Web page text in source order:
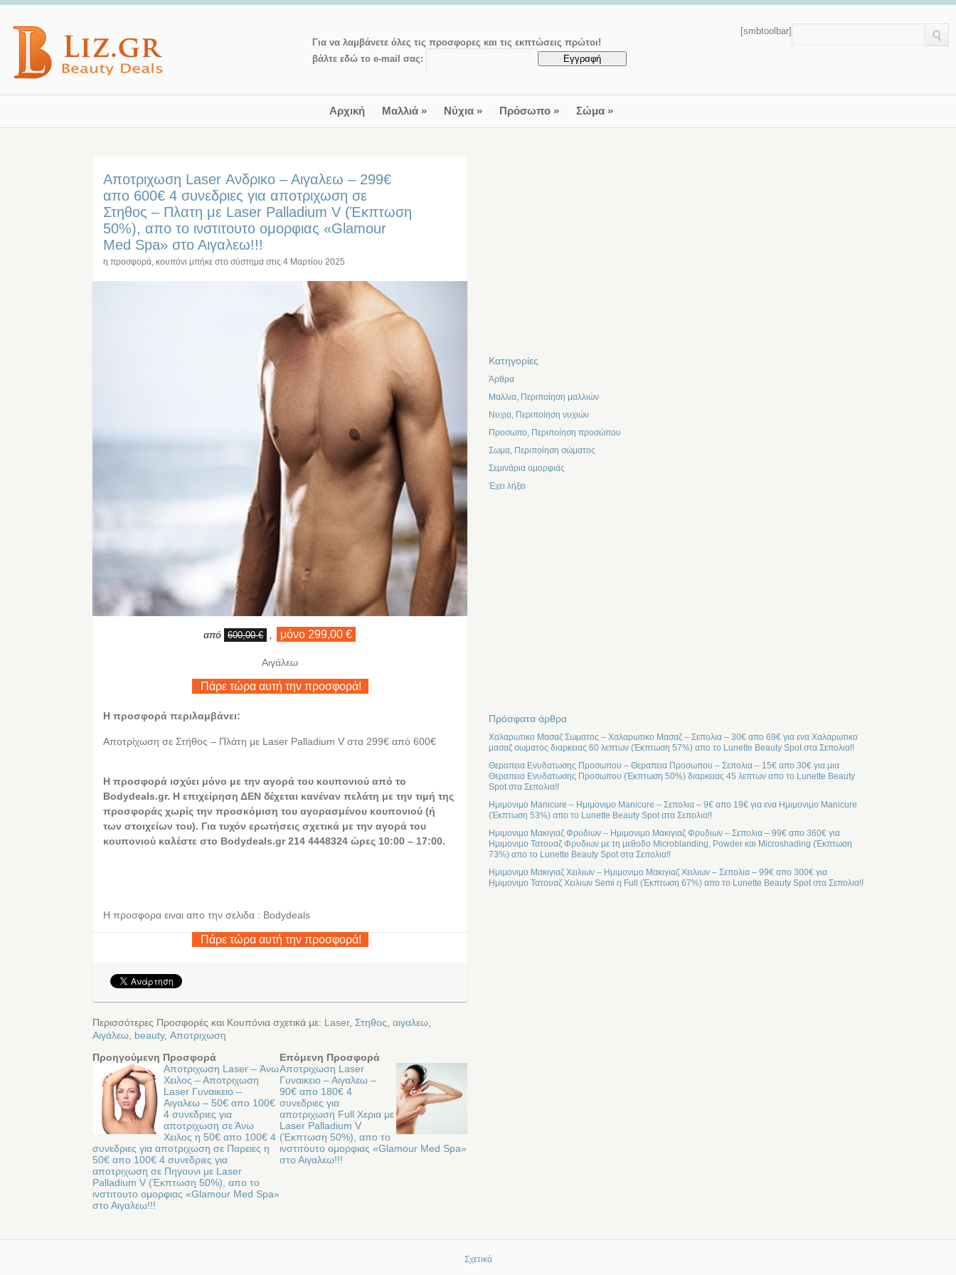
Για να λαμβάνετε όλες τις προσφορες και τις εκπτώσεις πρώτοι!
βάλτε εδώ το e-mail σας:
[smbtoolbar]
Αρχική Μαλλιά» Νύχια» Πρόσωπο» Σώμα»
Αποτριχωση Laser Ανδρικο – Αιγαλεω – 299€
απο 600€ 4 συνεδριες για αποτριχωση σε
Στηθος – Πλατη με Laser Palladium V (Έκπτωση
50%), απο το ινστιτουτο ομορφιας «Glamour
Med Spa» στο Αιγαλεω!!!
η προσφορά, κουπόνι μπήκε στο σύστημα στις4 Μαρτίου 2025
από 600,00 € , μόνο 299,00 €
Αιγάλεω
Πάρε τώρα αυτή την προσφορά!
Η προσφορά περιλαμβάνει:
Αποτρίχωση σε Στήθος – Πλάτη με Laser Palladium V στα 299€ από 600€
Η προσφορά ισχύει μόνο με την αγορά του κουπονιού από το
Bodydeals.gr. Η επιχείρηση ΔΕΝ δέχεται κανέναν πελάτη με την τιμή της
προσφοράς χωρίς την προσκόμιση του αγορασμένου κουπονιού (ή
των στοιχείων του). Για τυχόν ερωτήσεις σχετικά με την αγορά του
κουπονιού καλέστε στο Bodydeals.gr 214 4448324 ώρες 10:00 – 17:00.
Η προσφορα ειναι απο την σελιδα : Bodydeals
Πάρε τώρα αυτή την προσφορά!
Περισσότερες Προσφορές και Κουπόνια σχετικά με: Laser, Στηθος αιγαλεω,
Αιγάλεω, beauty, Αποτριχωση
Προηγούμενη Προσφορά
Αποτριχωση Laser – Άνω
Χειλος – Αποτριχωση
Laser Γυναικειο –
Αιγαλεω – 50€ απο 100€
4 συνεδριες για
αποτριχωση σε Άνω
Χειλος η 50€ απο 100€ 4
συνεδριες για αποτριχωση σε Παρειες η
50€ απο 100€ 4 συνεδριες για
αποτριχωση σε Πηγουνι με Laser
Palladium V (Έκπτωση 50%), απο το
ινστιτουτο ομορφιας «Glamour Med Spa»
στο Αιγαλεω!!!
Επόμενη Προσφορά
Αποτριχωση Laser
Γυναικειο – Αιγαλεω –
90€ απο 180€ 4
συνεδριες για
αποτριχωση Full Χερια με
Laser Palladium V
(Έκπτωση 50%), απο το
ινστιτουτο ομορφιας «Glamour Med Spa»
στο Αιγαλεω!!!
Kατηγορίες
Άρθρα
Μαλλια, Περιποίηση μαλλιών
Νυχια, Περιποίηση νυχιών
Προσωπο, Περιποίηση προσώπου
Σωμα, Περιποίηση σώματος
Σεμινάρια ομορφιάς
Έχει λήξει
Πρόσφατα άρθρα
Χαλαρωτικο Μασαζ Σωματος – Χαλαρωτικο Μασαζ – Σεπολια – 30€ απο 69€ για ενα Χαλαρωτικο
μασαζ σωματος διαρκειας 60 λεπτων (Έκπτωση 57%) απο το Lunette Beauty Spot στα Σεπολια!!
Θεραπεια Ενυδατωσης Προσωπου – Θεραπεια Προσωπου – Σεπολια – 15€ απο 30€ για μια
Θεραπεια Ενυδατωσης Προσωπου (Έκπτωση 50%) διαρκειας 45 λεπτων απο το Lunette Beauty
Spot στα Σεπολια!!
Ημιμονιμο Manicure – Ημιμονιμο Manicure – Σεπολια – 9€ απο 19€ για ενα Ημιμονιμο Manicure
(Έκπτωση 53%) απο το Lunette Beauty Spot στα Σεπολια!!
Ημιμονιμο Μακιγιαζ Φρυδιων – Ημιμονιμο Μακιγιαζ Φρυδιων – Σεπολια – 99€ απο 360€ για
Ημιμονιμο Τατουαζ Φρυδιων με τη μεθοδο Microblanding, Powder και Microshading (Έκπτωση
73%) απο το Lunette Beauty Spot στα Σεπολια!!
Ημιμονιμο Μακιγιαζ Χειλιων – Ημιμονιμο Μακιγιαζ Χειλιων – Σεπολια – 99€ απο 300€ για
Ημιμονιμο Τατουαζ Χειλιων Semi η Full (Έκπτωση 67%) απο το Lunette Beauty Spot στα Σεπολια!!
Σχετικά